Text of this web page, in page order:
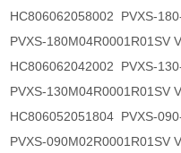
HC806062058002 PVXS-
PVXS-180M04R0001R01SV
HC806062042002 PVXS-
PVXS-130M04R0001R01SV
HC806052051804 PVXS-
PVXS-090M02R0001R01SV